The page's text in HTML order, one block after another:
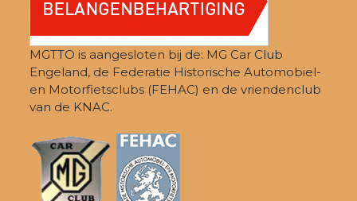
MGTTO is aangesloten bij de: MG Car Club
Engeland, de Federatie Historische Automobiel-
en Motorfietsclubs (FEHAC) en de vriendenclub
van de KNAC.